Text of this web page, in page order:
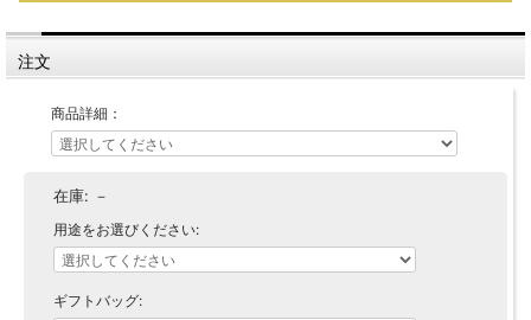
注文
商品詳細：
在庫: －
用途をお選びください:
ギフトバッグ: